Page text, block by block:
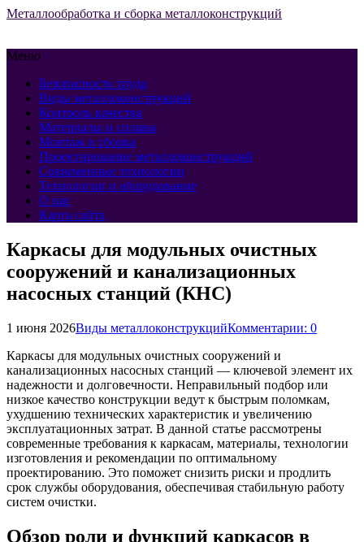
Металлообработка и сборка металлоконструкций
Меню
Безопасность труда
Виды металлоконструкций
Контроль качества
Материалы и сплавы
Монтаж и сборка
Проектирование металлоконструкций
Современные технологии
Технологии и оборудование
О нас
Карта сайта
Каркасы для модульных очистных
сооружений и канализационных
насосных станций (КНС)
1 июня 2026Виды металлоконструкцийКомментарии: 0
Каркасы для модульных очистных сооружений и
канализационных насосных станций — ключевой элемент их
надежности и долговечности. Неправильный подбор или
низкое качество конструкции ведут к быстрым поломкам,
ухудшению технических характеристик и увеличению
эксплуатационных затрат. В данной статье рассмотрены
современные требования к каркасам, материалы, технологии
изготовления и рекомендации по оптимальному
проектированию. Это поможет снизить риски и продлить
срок службы оборудования, обеспечивая стабильную работу
систем очистки.
Обзор роли и функций каркасов в